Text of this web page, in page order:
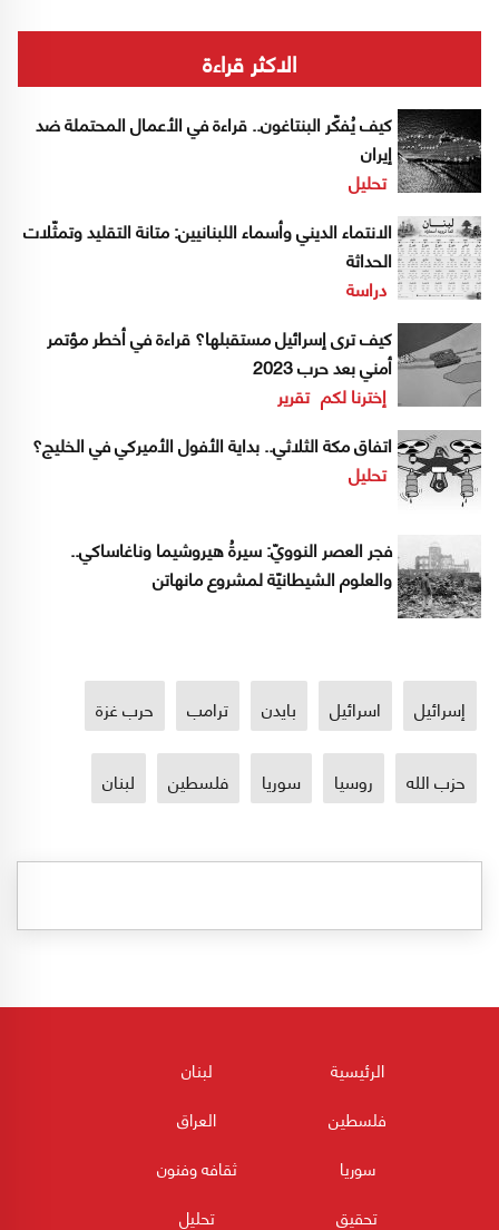
الاكثر قراءة
كيف يُفكّر البنتاغون.. قراءة في الأعمال المحتملة ضد
إيران
تحليل
الانتماء الديني وأسماء اللبنانيين: متانة التقليد وتمثّلات
الحداثة
دراسة
كيف ترى إسرائيل مستقبلها؟ قراءة في أخطر مؤتمر
أمني بعد حرب 2023
إخترنا لكم تقرير
اتفاق مكة الثلاثي.. بداية الأفول الأميركي في الخليج؟
تحليل
فجر العصر النوويّ: سيرةُ هيروشيما وناغاساكي..
والعلوم الشيطانيّة لمشروع مانهاتن
إسرائيل اسرائيل بايدن ترامب حرب غزة
حزب الله روسيا سوريا فلسطين لبنان
الرئيسية
لبنان
فلسطين
العراق
سوريا
ثقافه وفنون
تحقيق
تحليل